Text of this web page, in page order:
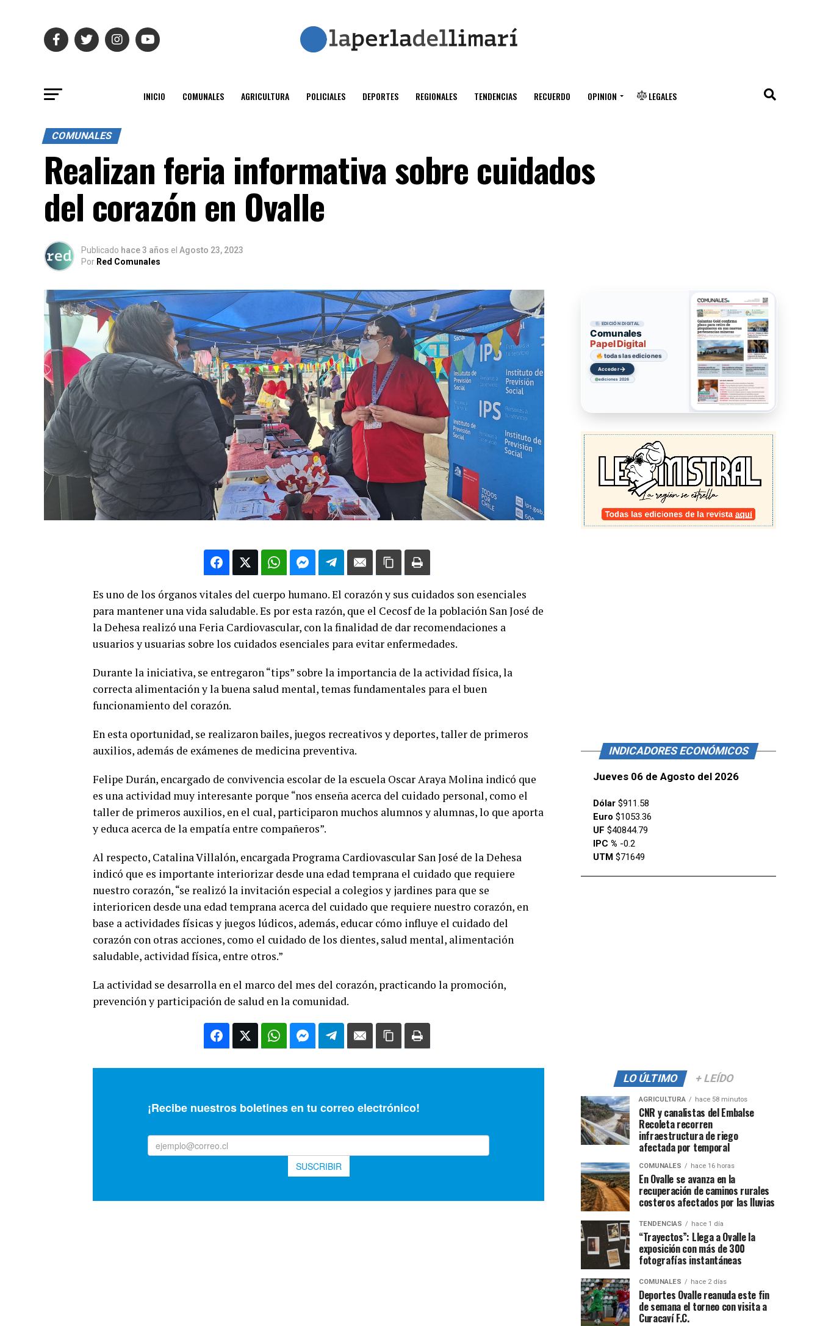
INICIO COMUNALES AGRICULTURA POLICIALES DEPORTES REGIONALES TENDENCIAS RECUERDO OPINION LEGALES
COMUNALES
Realizan feria informativa sobre cuidados
del corazón en Ovalle
Publicado hace 3 años el Agosto 23, 2023
Por Red Comunales
Es uno de los órganos vitales del cuerpo humano. El corazón y sus cuidados son esenciales
para mantener una vida saludable. Es por esta razón, que el Cecosf de la población San José de
la Dehesa realizó una Feria Cardiovascular, con la finalidad de dar recomendaciones a
usuarios y usuarias sobre los cuidados esenciales para evitar enfermedades.
Durante la iniciativa, se entregaron “tips” sobre la importancia de la actividad física, la
correcta alimentación y la buena salud mental, temas fundamentales para el buen
funcionamiento del corazón.
En esta oportunidad, se realizaron bailes, juegos recreativos y deportes, taller de primeros
auxilios, además de exámenes de medicina preventiva.
Felipe Durán, encargado de convivencia escolar de la escuela Oscar Araya Molina indicó que
es una actividad muy interesante porque “nos enseña acerca del cuidado personal, como el
taller de primeros auxilios, en el cual, participaron muchos alumnos y alumnas, lo que aporta
y educa acerca de la empatía entre compañeros”.
Al respecto, Catalina Villalón, encargada Programa Cardiovascular San José de la Dehesa
indicó que es importante interiorizar desde una edad temprana el cuidado que requiere
nuestro corazón, “se realizó la invitación especial a colegios y jardines para que se
interioricen desde una edad temprana acerca del cuidado que requiere nuestro corazón, en
base a actividades físicas y juegos lúdicos, además, educar cómo influye el cuidado del
corazón con otras acciones, como el cuidado de los dientes, salud mental, alimentación
saludable, actividad física, entre otros.”
La actividad se desarrolla en el marco del mes del corazón, practicando la promoción,
prevención y participación de salud en la comunidad.
EDICIÓN DIGITAL
Comunales
Papel Digital
todas las ediciones
Acceder→
ediciones 2026
INDICADORES ECONÓMICOS
Jueves 06 de Agosto del 2026
Dólar $911.58
Euro $1053.36
UF $40844.79
IPC % -0.2
UTM $71649
LO ÚLTIMO + LEÍDO
AGRICULTURA hace 58 minutos
CNR y canalistas del Embalse
Recoleta recorren
infraestructura de riego
afectada por temporal
COMUNALES hace 16 horas
En Ovalle se avanza en la
recuperación de caminos rurales
costeros afectados por las lluvias
TENDENCIAS hace 1 día
“Trayectos”: Llega a Ovalle la
exposición con más de 300
fotografías instantáneas
COMUNALES hace 2 días
Deportes Ovalle reanuda este fin
de semana el torneo con visita a
Curacaví F.C.